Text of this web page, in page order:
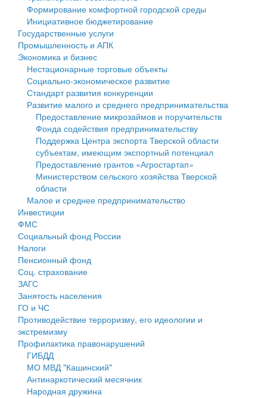
Государственные услуги
Промышленность и АПК
Экономика и бизнес
Символика
Устав
Гостям округа
Туризм
Культура
Образование
Здравоохранение
Социальная защита
Фотоальбом
муниципального округа Тверской области
Администрация Кашинского муниципального округа
Тверской области
Управление сельскими территориями
Открытые данные
Работа с обращениями граждан
Муниципальный контроль
Муниципальные услуги
Проекты административных регламентов
Антимонопольный комплаенс
Противодействие коррупции
Финансовое управление
Бюджет для граждан
Имущество
Выявление правообладателей ранее учтенных
объектов недвижимости
Имущественная поддержка субъектов малого и
среднего предпринимательства
Информационная поддержка субъектов малого и
среднего предпринимательства
Муниципальные программы
Контрольно-счетная палата
Персональные данные
Оценка регулирующего воздействия
Деятельность МУ
Нормативы градостроительного проектирования
Правила землепользования и застройки
Формирование комфортной городской среды
Инициативное бюджетирование
Государственные услуги
Промышленность и АПК
Экономика и бизнес
Нестационарные торговые объекты
Социально-экономическое развитие
Стандарт развития конкуренции
Развитие малого и среднего предпринимательства
Предоставление микрозаймов и поручительств
Фонда содействия предпринимательству
Поддержка Центра экспорта Тверской области
субъектам, имеющим экспортный потенциал
Предоставление грантов «Агростартап»
Министерством сельского хозяйства Тверской
области
Малое и среднее предпринимательство
Инвестиции
ФМС
Социальный фонд России
Налоги
Пенсионный фонд
Соц. страхование
ЗАГС
Занятость населения
ГО и ЧС
Противодействие терроризму, его идеологии и
экстремизму
Профилактика правонарушений
ГИБДД
МО МВД "Кашинский"
Антинаркотический месячник
Народная дружина